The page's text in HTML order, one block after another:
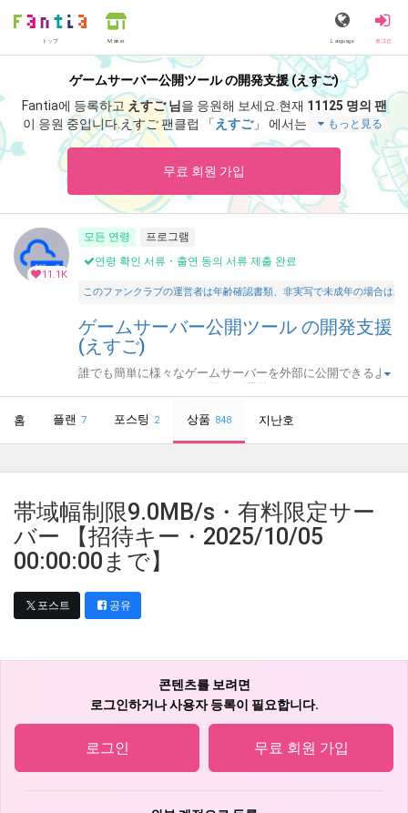
トップ Market Language 로그인
ゲームサーバー公開ツール の開発支援 (えすご)
Fantia에 등록하고 えすご 님을 응원해 보세요. 현재 11125 명의 팬
이 응원 중입니다.えすご 팬클럽 「 えすご」 에서는 「サポート感
謝！アドレス固定化「なし」・月額プランの招待キーです。 」
もっと見る
무료 회원 가입
11.1K
모든 연령
프로그램
연령 확인 서류・출연 동의 서류 제출 완료
このファンクラブの運営者は年齢確認書類、非実写で未成年の場合は
ゲームサーバー公開ツール の開発支援
(えすご)
誰でも簡単に様々なゲームサーバーを外部に公開できるよ
홈 플랜 7 포스팅 2 상품 848 지난호
帯域幅制限9.0MB/s・有料限定サー
バー 【招待キー・2025/10/05
00:00:00まで】
포스트 공유
콘텐츠를 보려면
로그인하거나 사용자 등록이 필요합니다.
로그인 무료 회원 가입